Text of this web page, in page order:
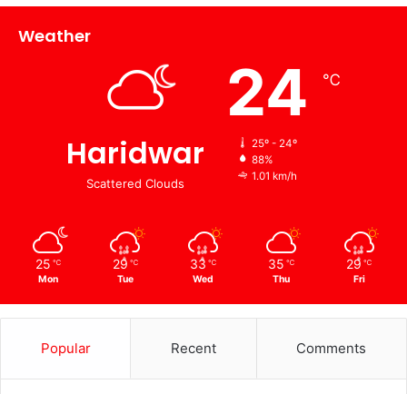
Weather
Haridwar
Scattered Clouds
24 ℃
25º - 24º
88%
1.01 km/h
25 ℃
Mon
29 ℃
Tue
33 ℃
Wed
35 ℃
Thu
29 ℃
Fri
Popular Recent Comments